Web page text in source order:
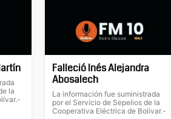
la
Falleció Inés Alejandra
Abosalech
La información fue suministrada
por el Servicio de Sepelios de la
Cooperativa Eléctrica de Bolívar.-